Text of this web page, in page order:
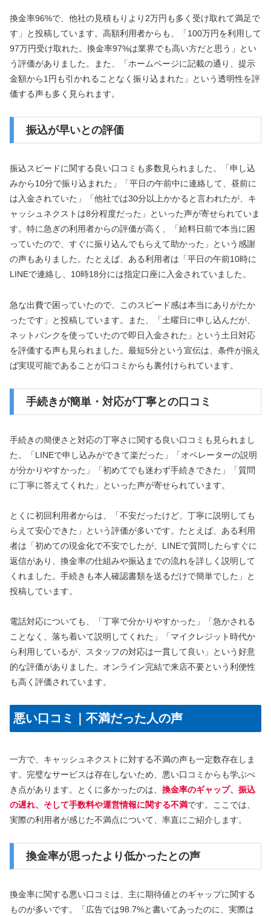
換金率96%で、他社の見積もりより2万円も多く受け取れて満足で
す」と投稿しています。高額利用者からも、「100万円を利用して
97万円受け取れた。換金率97%は業界でも高い方だと思う」とい
う評価がありました。また、「ホームページに記載の通り、提示
金額から1円も引かれることなく振り込まれた」という透明性を評
価する声も多く見られます。
振込が早いとの評価
振込スピードに関する良い口コミも多数見られました。「申し込
みから10分で振り込まれた」「平日の午前中に連絡して、昼前に
は入金されていた」「他社では30分以上かかると言われたが、キ
ャッシュネクストは8分程度だった」といった声が寄せられていま
す。特に急ぎの利用者からの評価が高く、「給料日前で本当に困
っていたので、すぐに振り込んでもらえて助かった」という感謝
の声もありました。たとえば、ある利用者は「平日の午前10時に
LINEで連絡し、10時18分には指定口座に入金されていました。
急な出費で困っていたので、このスピード感は本当にありがたか
ったです」と投稿しています。また、「土曜日に申し込んだが、
ネットバンクを使っていたので即日入金された」という土日対応
を評価する声も見られました。最短5分という宣伝は、条件が揃え
ば実現可能であることが口コミからも裏付けられています。
手続きが簡単・対応が丁寧との口コミ
手続きの簡便さと対応の丁寧さに関する良い口コミも見られまし
た。「LINEで申し込みができて楽だった」「オペレーターの説明
が分かりやすかった」「初めてでも迷わず手続きできた」「質問
に丁寧に答えてくれた」といった声が寄せられています。
とくに初回利用者からは、「不安だったけど、丁寧に説明しても
らえて安心できた」という評価が多いです。たとえば、ある利用
者は「初めての現金化で不安でしたが、LINEで質問したらすぐに
返信があり、換金率の仕組みや振込までの流れを詳しく説明して
くれました。手続きも本人確認書類を送るだけで簡単でした」と
投稿しています。
電話対応についても、「丁寧で分かりやすかった」「急かされる
ことなく、落ち着いて説明してくれた」「マイクレジット時代か
ら利用しているが、スタッフの対応は一貫して良い」という好意
的な評価がありました。オンライン完結で来店不要という利便性
も高く評価されています。
悪い口コミ｜不満だった人の声
一方で、キャッシュネクストに対する不満の声も一定数存在しま
す。完璧なサービスは存在しないため、悪い口コミからも学ぶべ
き点があります。とくに多かったのは、 換金率のギャップ、振込
の遅れ、そして手数料や運営情報に関する不満です。ここでは、
実際の利用者が感じた不満点について、率直にご紹介します。
換金率が思ったより低かったとの声
換金率に関する悪い口コミは、主に期待値とのギャップに関する
ものが多いです。「広告では98.7%と書いてあったのに、実際は